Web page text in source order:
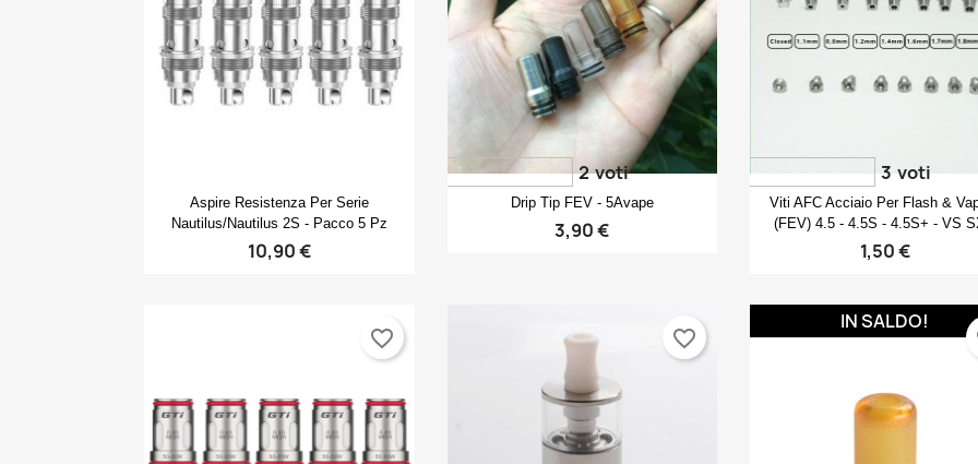
Anteprima
Aspire Resistenza Per Serie
Nautilus/Nautilus 2S - Pacco 5 Pz
10,90 €
Anteprima
Drip Tip FEV - 5Avape
3,90 €
2 voti
Anteprima
Viti AFC Acciaio Per Flash &
(FEV) 4.5 - 4.5S - 4.5S+ - VS
1,50 €
3 voti
favorite_border favorite_border
IN SALDO!